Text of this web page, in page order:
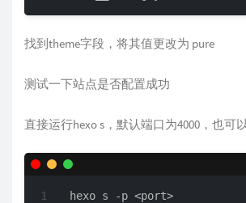
找到theme字段，将其值更改为 pure
测试一下站点是否配置成功
直接运行hexo s，默认端口为4000，也可
hexo s -p <port>